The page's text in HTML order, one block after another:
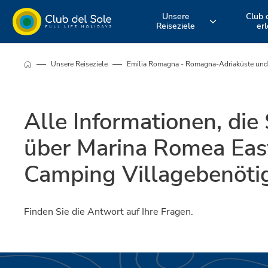
Unsere
Reiseziele
Wo möchten Sie
hinfahren?
Club
Entdecken
Erleben Sie
ganz nach Ihren
Vorstellungen
Unsere Reiseziele Emilia Romagna - Romagna-Adriaküste
Alle Informationen, die
über Marina Romea
Camping
Finden Sie die Antwort auf Ihre Fragen.